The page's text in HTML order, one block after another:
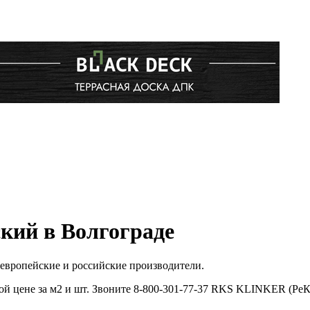
в Волгограде
и российские производители.
за м2 и шт. Звоните 8-800-301-77-37 RKS KLINKER